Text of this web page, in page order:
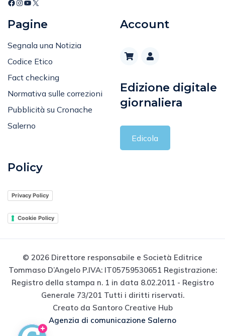
Pagine
Segnala una Notizia
Codice Etico
Fact checking
Normativa sulle correzioni
Pubblicità su Cronache
Salerno
Account
Edizione digitale
giornaliera
Edicola
Policy
Privacy Policy
Cookie Policy
© 2026 Direttore responsabile e Società Editrice
Tommaso D’Angelo P.IVA: IT05759530651 Registrazione:
Registro della stampa n. 1 in data 8.02.2011 - Registro
Generale 73/201 Tutti i diritti riservati.
Creato da Santoro Creative Hub
Agenzia di comunicazione Salerno